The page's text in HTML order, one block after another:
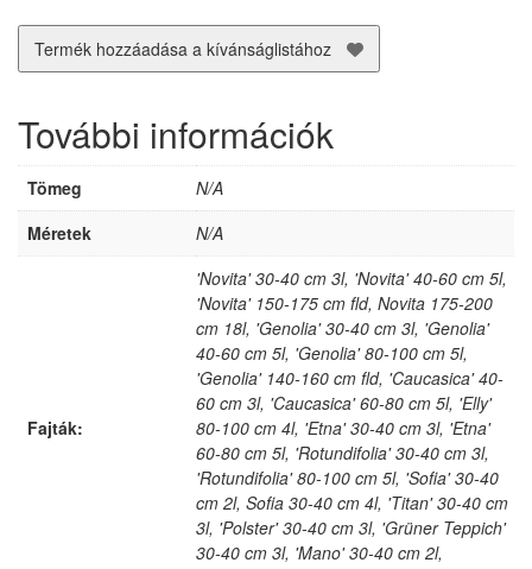
20-
200
cm
Termék hozzáadása a kívánságlistához
További információk
Tömeg
N/A
Méretek
N/A
Fajták:
'Novita' 30-40 cm 3l, 'Novita' 40-60 cm 5l,
'Novita' 150-175 cm fld, Novita 175-200
cm 18l, 'Genolia' 30-40 cm 3l, 'Genolia'
40-60 cm 5l, 'Genolia' 80-100 cm 5l,
'Genolia' 140-160 cm fld, 'Caucasica' 40-
60 cm 3l, 'Caucasica' 60-80 cm 5l, 'Elly'
80-100 cm 4l, 'Etna' 30-40 cm 3l, 'Etna'
60-80 cm 5l, 'Rotundifolia' 30-40 cm 3l,
'Rotundifolia' 80-100 cm 5l, 'Sofia' 30-40
cm 2l, Sofia 30-40 cm 4l, 'Titan' 30-40 cm
3l, 'Polster' 30-40 cm 3l, 'Grüner Teppich'
30-40 cm 3l, 'Mano' 30-40 cm 2l,